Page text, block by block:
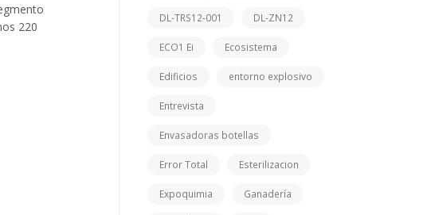
220
DL-TRS12-001 DL-ZN12
ECO1 Ei Ecosistema
Edificios entorno explosivo
Entrevista
Envasadoras botellas
Error Total Esterilizacion
Expoquimia Ganadería